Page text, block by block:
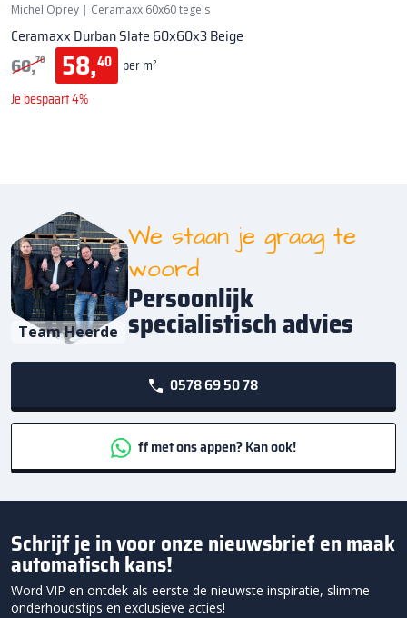
Michel Oprey | Ceramaxx 60x60 tegels
Ceramaxx Durban Slate 60x60x3 Beige
60,70 58,40 per m²
Je bespaart 4%
Team Heerde
We staan je graag te
woord
Persoonlijk
specialistisch advies
0578 69 50 78
ff met ons appen? Kan ook!
Schrijf je in voor onze nieuwsbrief en maak
automatisch kans!
Word VIP en ontdek als eerste de nieuwste inspiratie, slimme
onderhoudstips en exclusieve acties!